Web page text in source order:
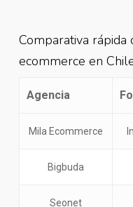
Comparativa rápida
ecommerce en
Agencia
Mila Ecommerce
Bigbuda
Seonet